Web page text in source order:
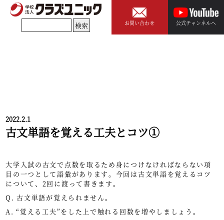
お問い合わせ 公式チャンネルへ
2022.2.1
古文単語を覚える工夫とコツ①
大学入試の古文で点数を取るため身につけなければならない項
目の一つとして語彙があります。今回は古文単語を覚えるコツ
について、2回に渡って書きます。
Q. 古文単語が覚えられません。
A. “覚える工夫”をした上で触れる回数を増やしましょう。